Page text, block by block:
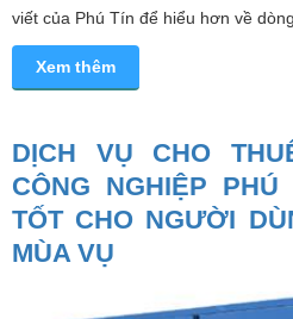
viết của Phú Tín để hiểu hơn về
Xem thêm
DỊCH VỤ CHO
CÔNG NGHIỆP
TỐT CHO NGƯỜI
MÙA VỤ